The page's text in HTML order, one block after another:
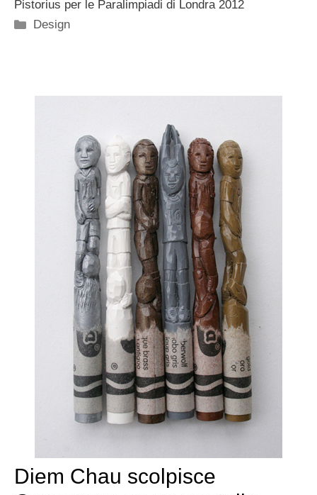
Pistorius per le Paralimpiadi di Londra 2012
Categorie
Design
Diem Chau scolpisce